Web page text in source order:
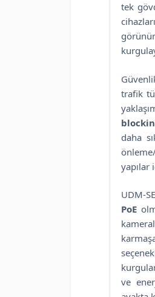
tek
trafik
daha
yapılar
UDM-
PoE
ve